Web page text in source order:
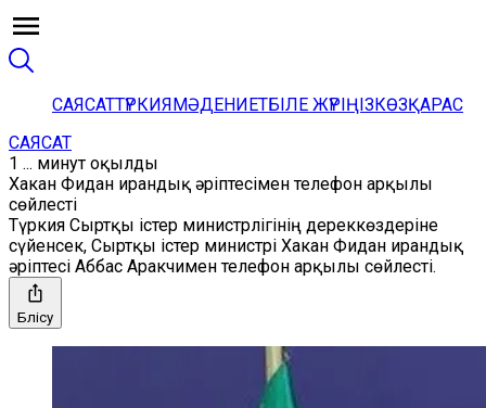
САЯСАТТҮРКИЯМӘДЕНИЕТБІЛЕ ЖҮРІҢІЗКӨЗҚАРАС
САЯСАТ
1 ... минут оқылды
Хакан Фидан ирандық әріптесімен телефон арқылы
сөйлесті
Түркия Сыртқы істер министрлігінің дереккөздеріне
сүйенсек, Сыртқы істер министрі Хакан Фидан ирандық
әріптесі Аббас Аракчимен телефон арқылы сөйлесті.
Бөлісу